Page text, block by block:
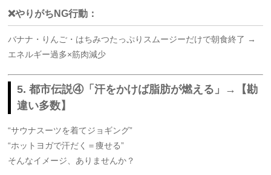
❌やりがちNG行動：
バナナ・りんご・はちみつたっぷりスムージーだけで朝食終了 →
エネルギー過多×筋肉減少
5. 都市伝説④「汗をかけば脂肪が燃える」→【勘
違い多数】
“サウナスーツを着てジョギング”
“ホットヨガで汗だく＝痩せる”
そんなイメージ、ありませんか？